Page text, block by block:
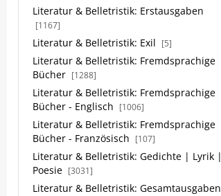
Literatur & Belletristik: Erstausgaben
[1167]
Literatur & Belletristik: Exil [5]
Literatur & Belletristik: Fremdsprachige
Bücher [1288]
Literatur & Belletristik: Fremdsprachige
Bücher - Englisch
[1006]
Literatur & Belletristik: Fremdsprachige
Bücher - Französisch
[107]
Literatur & Belletristik: Gedichte | Lyrik |
Poesie [3031]
Literatur & Belletristik: Gesamtausgaben